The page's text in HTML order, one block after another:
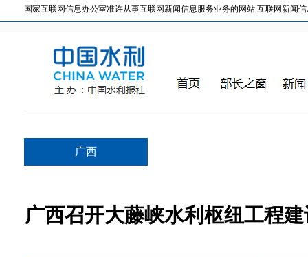
国家互联网信息办公室准许从事互联网新闻信息服务业务的网站 互联网新闻信
广西
广西召开大藤峡水利枢纽工程